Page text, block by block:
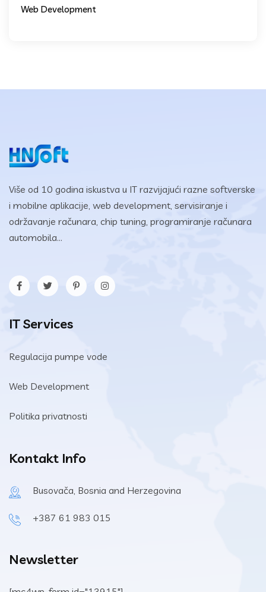
Web Development
Više od 10 godina iskustva u IT razvijajući razne softverske
i mobilne aplikacije, web development, servisiranje i
održavanje računara, chip tuning, programiranje računara
automobila...
IT Services
Regulacija pumpe vode
Web Development
Politika privatnosti
Kontakt Info
Busovača, Bosnia and Herzegovina
+387 61 983 015
Newsletter